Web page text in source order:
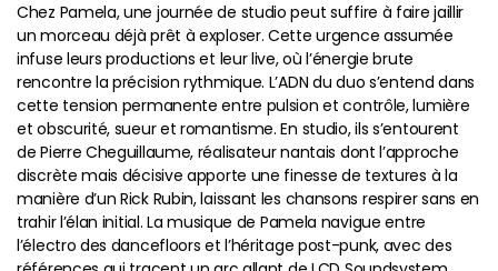
Chez Pamela, une journée de studio peut suffire à faire jaillir
un morceau déjà prêt à exploser. Cette urgence assumée
infuse leurs productions et leur live, où l’énergie brute
rencontre la précision rythmique. L’ADN du duo s’entend dans
cette tension permanente entre pulsion et contrôle, lumière
et obscurité, sueur et romantisme. En studio, ils s’entourent
de Pierre Cheguillaume, réalisateur nantais dont l’approche
discrète mais décisive apporte une finesse de textures à la
manière d’un Rick Rubin, laissant les chansons respirer sans en
trahir l’élan initial. La musique de Pamela navigue entre
l’électro des dancefloors et l’héritage post-punk, avec des